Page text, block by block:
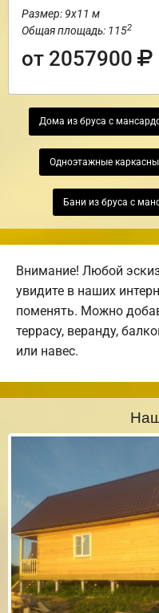
Размер: 9х11 м
Общая площадь: 1152
от 2057900
Дома из бруса с
Одноэтажные
Бани из бруса с
Внимание! Любой
увидите в наших
поменять. Можно
террасу, веранду,
или навес.